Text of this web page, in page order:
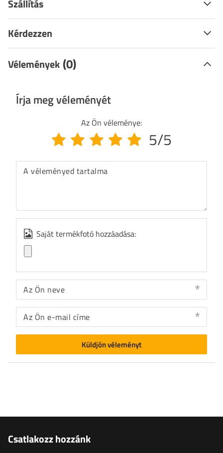
Szállítás
Kérdezzen
Vélemények (0)
Írja meg véleményét
Az Ön véleménye:
5/5
A véleményed tartalma
Saját termékfotó hozzáadása:
Az Ön neve
Az Ön e-mail címe
Küldjön véleményt
Csatlakozz hozzánk